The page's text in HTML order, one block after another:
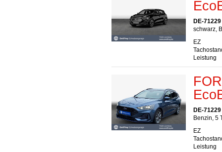
DE-
schwarz,
EZ
Leistung
DE-
Benzin, 5
EZ
Leistung